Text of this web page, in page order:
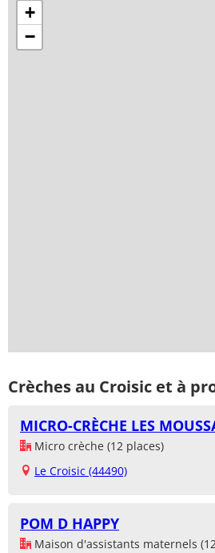
+
−
Crèches au Croisic et à
MICRO-CRÈCHE LES
Micro crèche (12 places)
Le Croisic (44490)
POM D HAPPY
Maison d'assistants maternels